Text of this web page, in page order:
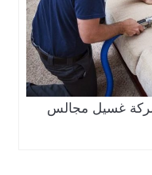
غسيل مجالس